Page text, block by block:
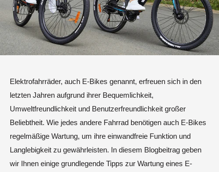
Elektrofahrräder, auch E-Bikes genannt, erfreuen sich in den
letzten Jahren aufgrund ihrer Bequemlichkeit,
Umweltfreundlichkeit und Benutzerfreundlichkeit großer
Beliebtheit. Wie jedes andere Fahrrad benötigen auch E-Bikes
regelmäßige Wartung, um ihre einwandfreie Funktion und
Langlebigkeit zu gewährleisten. In diesem Blogbeitrag geben
wir Ihnen einige grundlegende Tipps zur Wartung eines E-